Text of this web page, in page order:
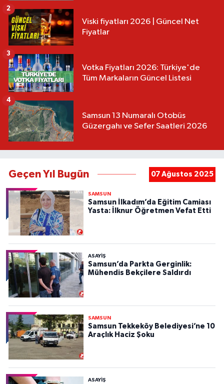
Viski fiyatları 2026 | Güncel Net
Fiyatlar
2
Votka Fiyatları 2026: Türkiye'de
Tüm Markaların Güncel Listesi
3
Samsun 13 Numaralı Otobüs
Güzergahı ve Sefer Saatleri 2026
4
Geçen Yıl Bugün 07 Ağustos 2025
SAMSUN
Samsun İlkadım’da Eğitim Camiası
Yasta: İlknur Öğretmen Vefat Etti
ASAYIŞ
Samsun’da Parkta Gerginlik:
Mühendis Bekçilere Saldırdı
SAMSUN
Samsun Tekkeköy Belediyesi’ne 10
Araçlık Haciz Şoku
ASAYIŞ